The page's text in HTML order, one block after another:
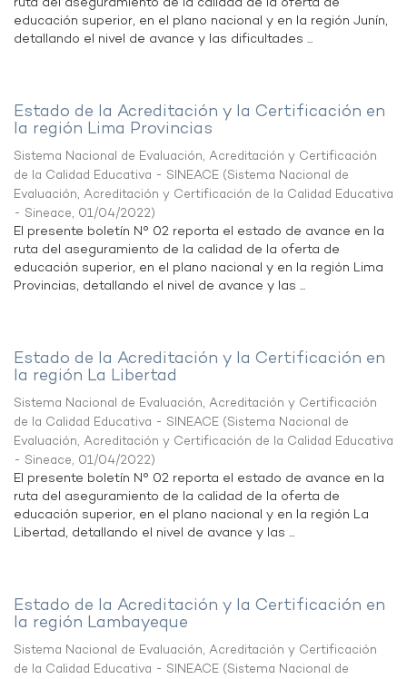
educación superior, en el plano nacional y en la región Junín,
detallando el nivel de avance y las dificultades ...
Estado de la Acreditación y la Certificación en
la región Lima Provincias
Sistema Nacional de Evaluación, Acreditación y Certificación
de la Calidad Educativa - SINEACE (Sistema Nacional de
Evaluación, Acreditación y Certificación de la Calidad Educativa
- Sineace, 01/04/2022)
El presente boletín N° 02 reporta el estado de avance en la
ruta del aseguramiento de la calidad de la oferta de
educación superior, en el plano nacional y en la región Lima
Provincias, detallando el nivel de avance y las ...
Estado de la Acreditación y la Certificación en
la región La Libertad
Sistema Nacional de Evaluación, Acreditación y Certificación
de la Calidad Educativa - SINEACE (Sistema Nacional de
Evaluación, Acreditación y Certificación de la Calidad Educativa
- Sineace, 01/04/2022)
El presente boletín N° 02 reporta el estado de avance en la
ruta del aseguramiento de la calidad de la oferta de
educación superior, en el plano nacional y en la región La
Libertad, detallando el nivel de avance y las ...
Estado de la Acreditación y la Certificación en
la región Lambayeque
Sistema Nacional de Evaluación, Acreditación y Certificación
de la Calidad Educativa - SINEACE (Sistema Nacional de